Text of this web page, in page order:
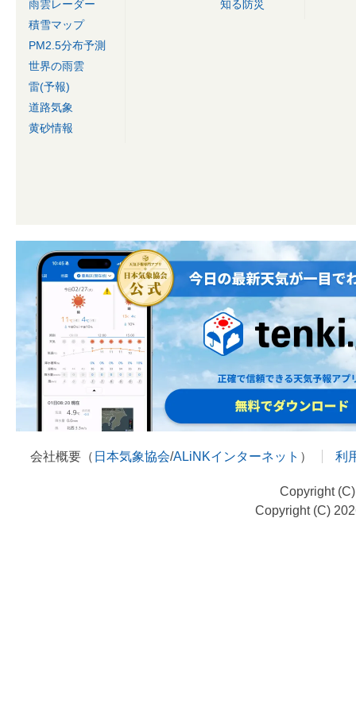
雨雲レーダー
積雪マップ
PM2.5分布予測
世界の雨雲
雷(予報)
道路気象
黄砂情報
知る防災
会社概要（ 日本気象協会/ALiNKインターネット ） 利
Copyright
Copyright (C)